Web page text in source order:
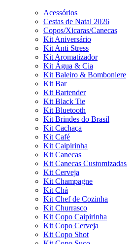
Acessórios
Cestas de Natal 2026
Copos/Xicaras/Canecas
Kit Aniversário
Kit Anti Stress
Kit Aromatizador
Kit Água & Cia
Kit Baleiro & Bomboniere
Kit Bar
Kit Bartender
Kit Black Tie
Kit Bluetooth
Kit Brindes do Brasil
Kit Cachaça
Kit Café
Kit Caipirinha
Kit Canecas
Kit Canecas Customizadas
Kit Cerveja
Kit Champagne
Kit Chá
Kit Chef de Cozinha
Kit Churrasco
Kit Copo Caipirinha
Kit Copo Cerveja
Kit Copo Shot